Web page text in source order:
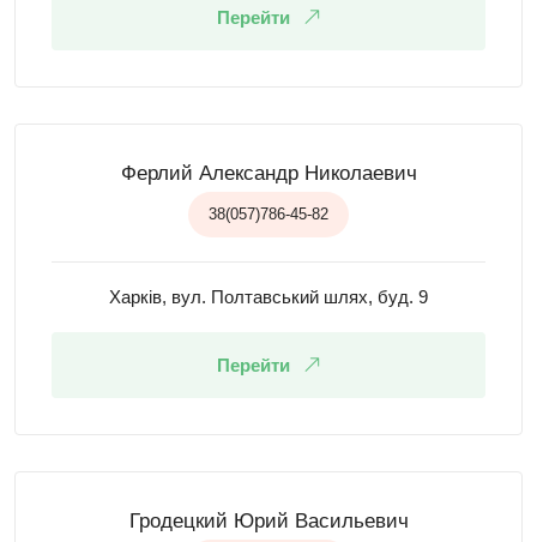
Перейти
Ферлий Александр Николаевич
38(057)786-45-82
Харків, вул. Полтавський шлях, буд. 9
Перейти
Гродецкий Юрий Васильевич